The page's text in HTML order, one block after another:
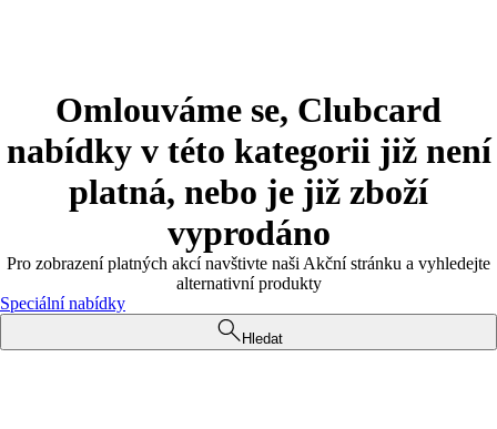
Omlouváme se, Clubcard
nabídky v této kategorii již není
platná, nebo je již zboží
vyprodáno
Pro zobrazení platných akcí navštivte naši Akční stránku a vyhledejte
alternativní produkty
Speciální nabídky
Hledat